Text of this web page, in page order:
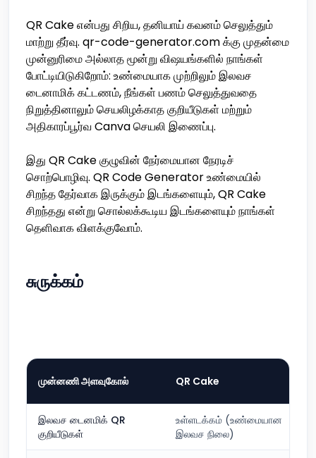
QR Cake என்பது சிறிய, தனியாய் கவனம் செலுத்தும்
மாற்று தீர்வு. qr-code-generator.com க்கு முதன்மை
முன்னுரிமை அல்லாத மூன்று விஷயங்களில் நாங்கள்
போட்டியிடுகிறோம்: உண்மையாக முற்றிலும் இலவச
டைனாமிக் கட்டணம், நீங்கள் பணம் செலுத்துவதை
நிறுத்தினாலும் செயலிழக்காத குறியீடுகள் மற்றும்
அதிகாரப்பூர்வ Canva செயலி இணைப்பு.
இது QR Cake குழுவின் நேர்மையான நேரடிச்
சொற்பொழிவு. QR Code Generator உண்மையில்
சிறந்த தேர்வாக இருக்கும் இடங்களையும், QR Cake
சிறந்தது என்று சொல்லக்கூடிய இடங்களையும் நாங்கள்
தெளிவாக விளக்குவோம்.
சுருக்கம்
முன்னணி அளவுகோல் QR Cake
இலவச டைனமிக் QR
குறியீடுகள்
உள்ளடக்கம் (உண்மையான
இலவச நிலை)